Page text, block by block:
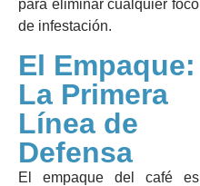
para eliminar cualquier foco
de infestación.
El Empaque:
La Primera
Línea de
Defensa
El empaque del café es